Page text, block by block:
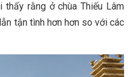
thấy rằng ở chùa Thiếu Lâm
tận tình hơn hơn so với các